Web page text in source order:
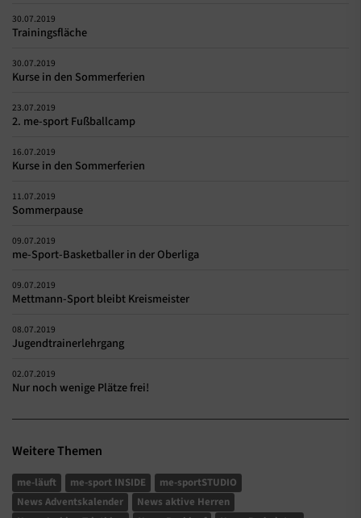
30.07.2019
Trainingsfläche
30.07.2019
Kurse in den Sommerferien
23.07.2019
2. me-sport Fußballcamp
16.07.2019
Kurse in den Sommerferien
11.07.2019
Sommerpause
09.07.2019
me-Sport-Basketballer in der Oberliga
09.07.2019
Mettmann-Sport bleibt Kreismeister
08.07.2019
Jugendtrainerlehrgang
02.07.2019
Nur noch wenige Plätze frei!
Weitere Themen
me-läuft me-sport INSIDE
me-sportSTUDIO
News Adventskalender
News aktive Herren